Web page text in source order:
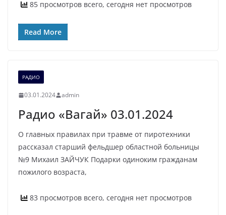
85 просмотров всего, сегодня нет просмотров
Read More
РАДИО
03.01.2024 admin
Радио «Вагай» 03.01.2024
О главных правилах при травме от пиротехники
рассказал старший фельдшер областной больницы
№9 Михаил ЗАЙЧУК Подарки одиноким гражданам
пожилого возраста,
83 просмотров всего, сегодня нет просмотров